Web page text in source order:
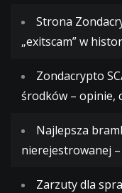
Strona
„exitscam” w
Zondacrypto
środków – opinie,
Najlepsza
nierejestrowanej
Zarzuty dla